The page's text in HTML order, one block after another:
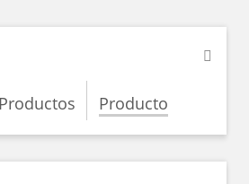
Productos Producto